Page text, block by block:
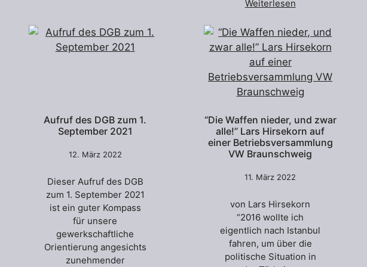
Weiterlesen
Aufruf des DGB zum 1.
September 2021
12. März 2022
Dieser Aufruf des DGB
zum 1. September 2021
ist ein guter Kompass
für unsere
gewerkschaftliche
Orientierung angesichts
zunehmender
“Die Waffen nieder, und zwar
alle!” Lars Hirsekorn auf
einer Betriebsversammlung
VW Braunschweig
11. März 2022
von Lars Hirsekorn
“2016 wollte ich
eigentlich nach Istanbul
fahren, um über die
politische Situation in